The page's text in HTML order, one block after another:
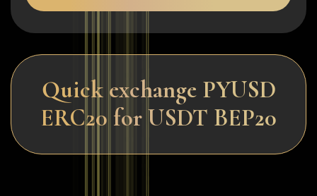
Quick exchange PYUSD
ERC20 for USDT BEP20